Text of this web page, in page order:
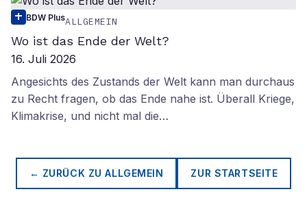
BDW PlusALLGEMEIN
Wo ist das Ende der Welt?
16. Juli 2026
Angesichts des Zustands der Welt kann man durchaus
zu Recht fragen, ob das Ende nahe ist. Überall Kriege,
Klimakrise, und nicht mal die…
← ZURÜCK ZUALLGEMEIN ZUR STARTSEITE